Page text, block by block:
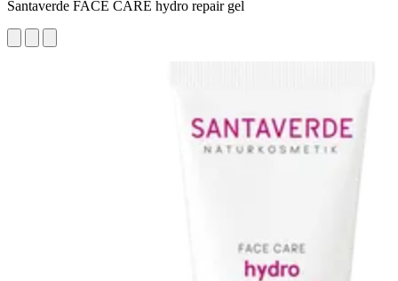
Santaverde FACE CARE hydro repair gel